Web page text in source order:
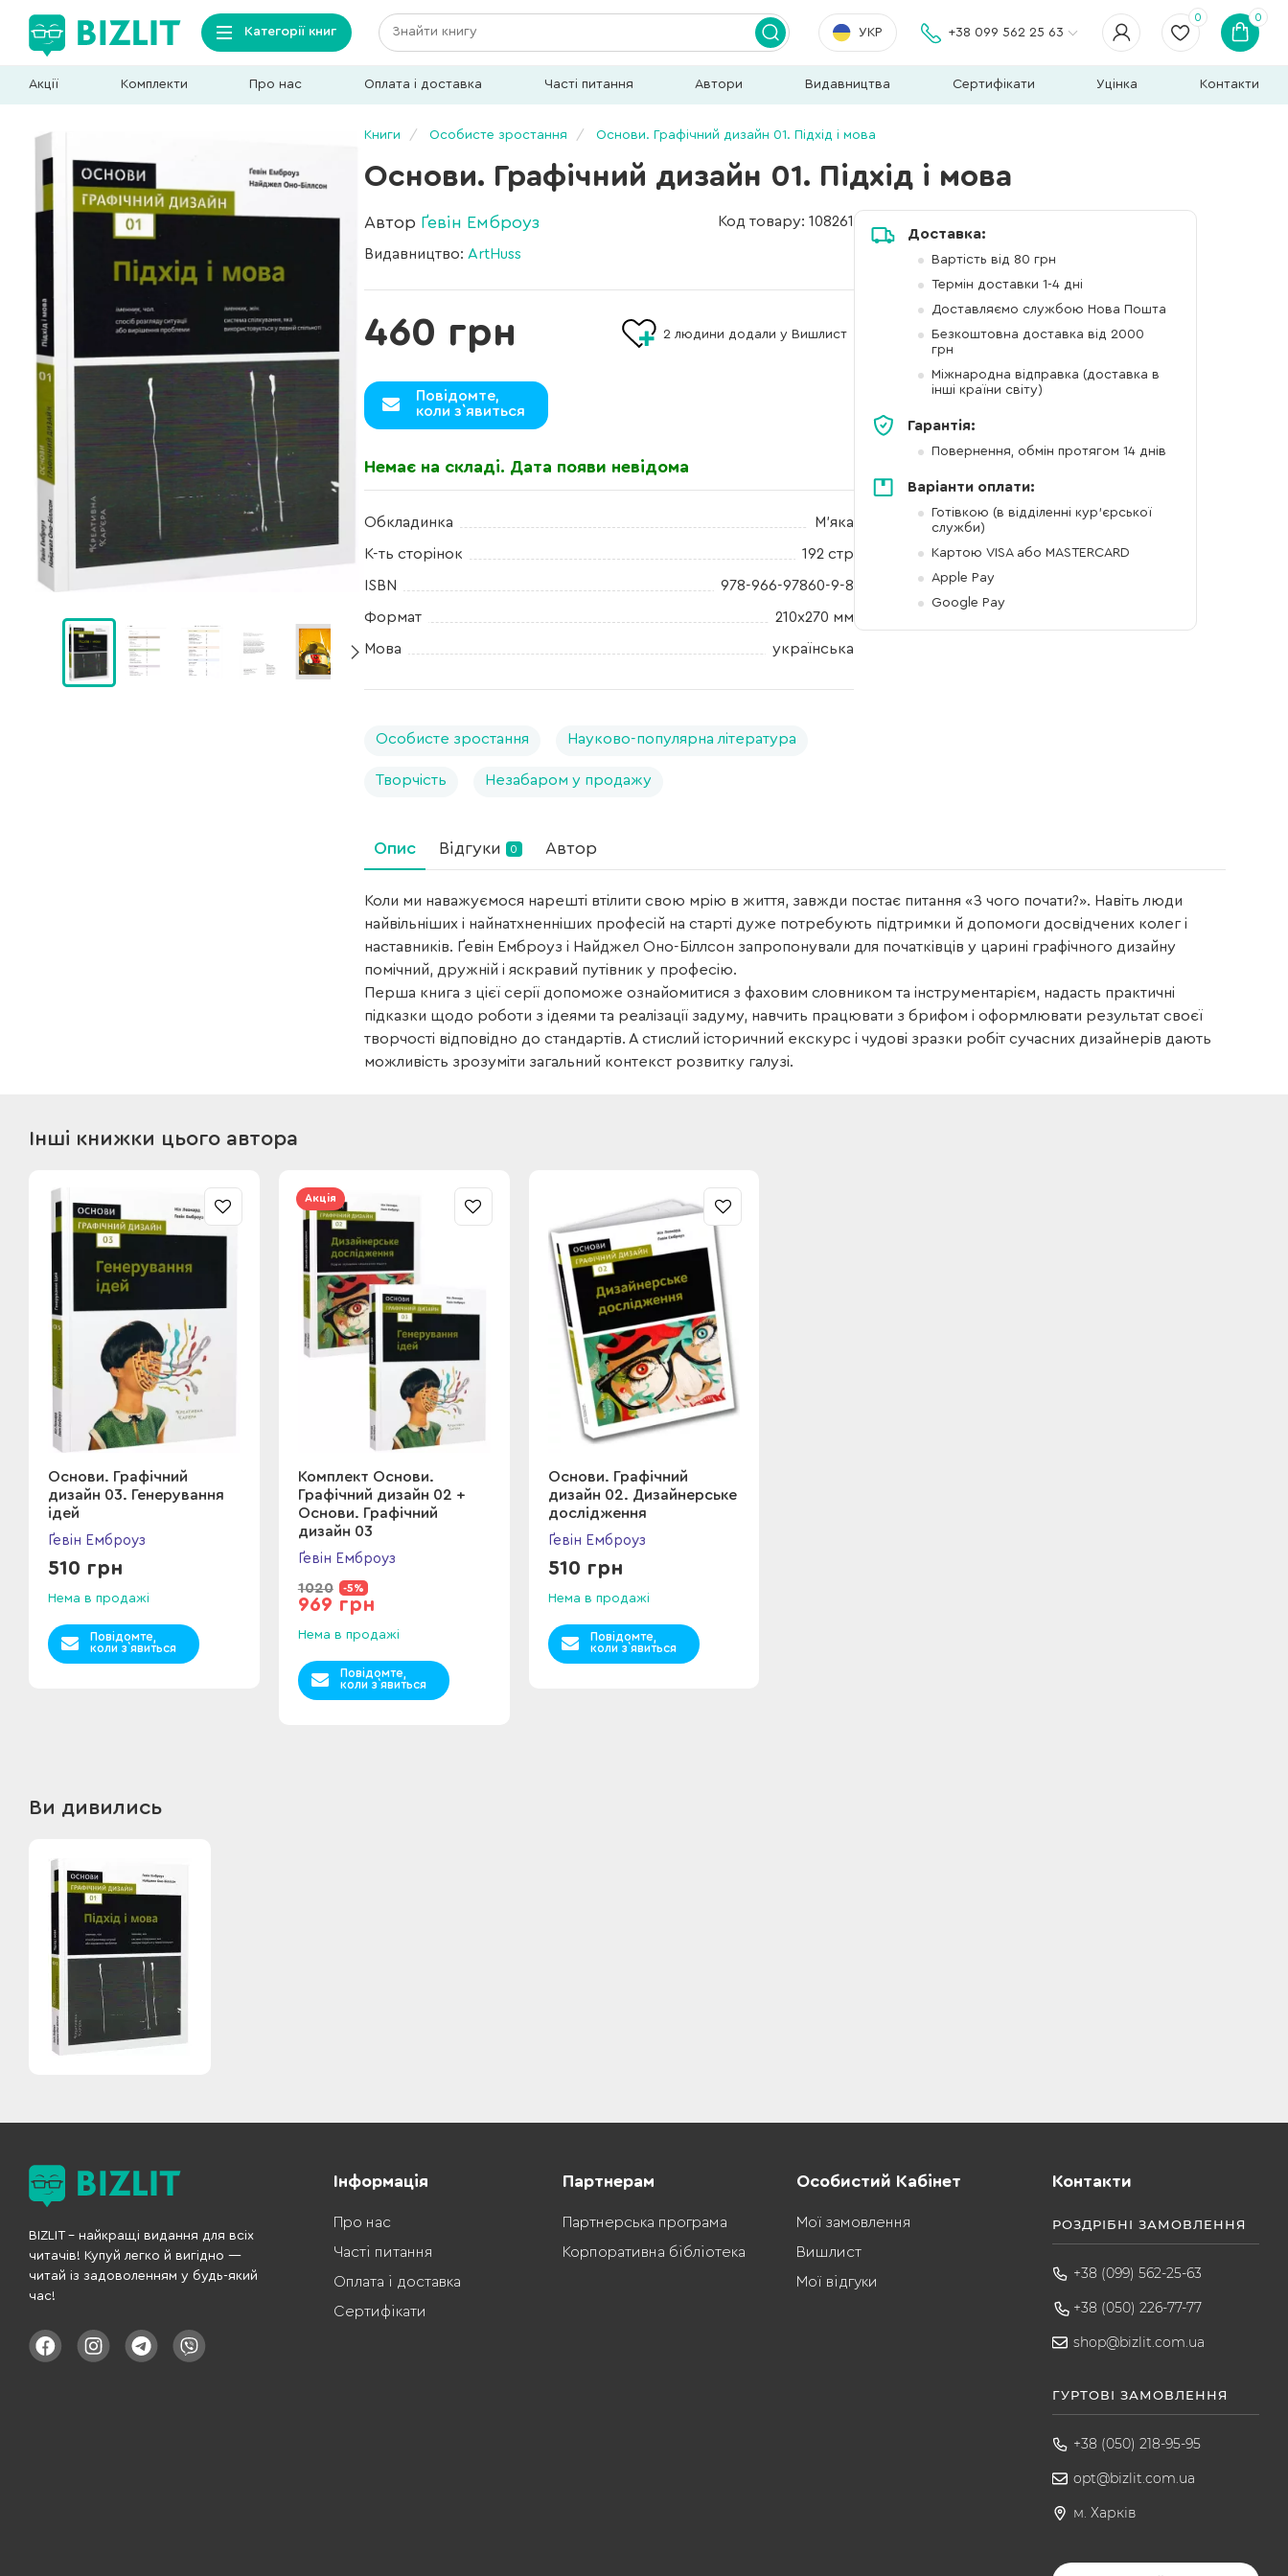
Категорії книг УКР +38 099 562 25 63
0 0
Акції Комплекти Про нас Оплата і доставка Часті питання Автори Видавництва Сертифікати Уцінка Контакти
Книги Особисте зростання Основи. Графічний дизайн 01. Підхід і мова
Основи. Графічний дизайн 01. Підхід і мова
Автор Ґевін Емброуз
Видавництво: ArtHuss
Код товару: 108261
460 грн
Повідомте,
коли з`явиться
2 людини додали у Вишлист
Немає на складі. Дата появи невідома
Обкладинка М'яка
К-ть сторінок 192 стр
ISBN 978-966-97860-9-8
Формат 210x270 мм
Мова українська
Особисте зростання Науково-популярна література
Творчість Незабаром у продажу
Доставка:
Вартість від 80 грн
Термін доставки 1-4 дні
Доставляємо службою Нова Пошта
Безкоштовна доставка від 2000
грн
Міжнародна відправка (доставка в
інші країни світу)
Гарантія:
Повернення, обмін протягом 14 днів
Варіанти оплати:
Готівкою (в відділенні кур'єрської
служби)
Картою VISA або MASTERCARD
Apple Pay
Google Pay
Опис Відгуки 0 Автор
Коли ми наважуємося нарешті втілити свою мрію в життя, завжди постає питання «З чого почати?». Навіть люди
найвільніших і найнатхненніших професій на старті дуже потребують підтримки й допомоги досвідчених колег і
наставників. Ґевін Емброуз і Найджел Оно-Біллсон запропонували для початківців у царині графічного дизайну
помічний, дружній і яскравий путівник у професію.
Перша книга з цієї серії допоможе ознайомитися з фаховим словником та інструментарієм, надасть практичні
підказки щодо роботи з ідеями та реалізації задуму, навчить працювати з брифом і оформлювати результат своєї
творчості відповідно до стандартів. А стислий історичний екскурс і чудові зразки робіт сучасних дизайнерів дають
можливість зрозуміти загальний контекст розвитку галузі.
Інші книжки цього автора
Основи. Графічний
дизайн 03. Генерування
ідей
Ґевін Емброуз
510 грн
Нема в продажі
Повідомте,
коли з`явиться
Акція
Комплект Основи.
Графічний дизайн 02 +
Основи. Графічний
дизайн 03
Ґевін Емброуз
1020 -5%
969 грн
Нема в продажі
Повідомте,
коли з`явиться
Основи. Графічний
дизайн 02. Дизайнерське
дослідження
Ґевін Емброуз
510 грн
Нема в продажі
Повідомте,
коли з`явиться
Ви дивились
BIZLIT – найкращі видання для всіх
читачів! Купуй легко й вигідно —
читай із задоволенням у будь-який
час!
Інформація
Про нас
Часті питання
Оплата і доставка
Сертифікати
Партнерам
Партнерська програма
Корпоративна бібліотека
Особистий Кабінет
Мої замовлення
Вишлист
Мої відгуки
Контакти
РОЗДРІБНІ ЗАМОВЛЕННЯ
+38 (099) 562-25-63
+38 (050) 226-77-77
shop@bizlit.com.ua
ГУРТОВІ ЗАМОВЛЕННЯ
+38 (050) 218-95-95
opt@bizlit.com.ua
м. Харків